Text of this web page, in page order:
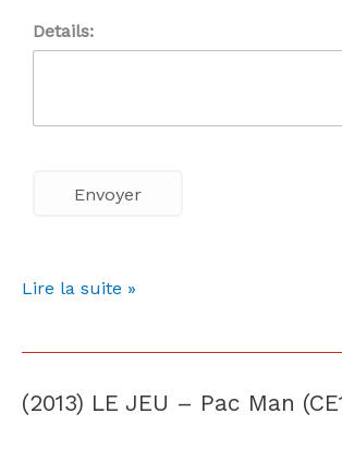
Details:
Lire la suite »
(2013) LE JEU – Pac Man
(2013)